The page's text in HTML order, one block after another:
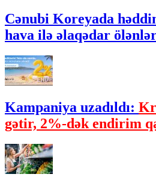
Cənubi Koreyada
hava ilə əlaqədar
Kampaniya uzadıldı:
gətir, 2%-dək endirim